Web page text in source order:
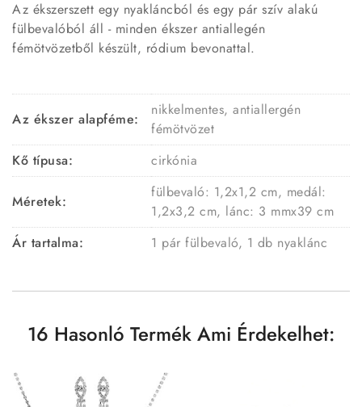
Az ékszerszett egy nyakláncból és egy pár szív alakú
fülbevalóból áll - minden ékszer antiallegén
fémötvözetből készült, ródium bevonattal.
Az ékszer alapféme:
nikkelmentes, antiallergén
fémötvözet
Kő típusa:
cirkónia
Méretek:
fülbevaló: 1,2x1,2 cm, medál:
1,2x3,2 cm, lánc: 3 mmx39 cm
Ár tartalma:
1 pár fülbevaló, 1 db nyaklánc
16 Hasonló Termék Ami Érdekelhet: